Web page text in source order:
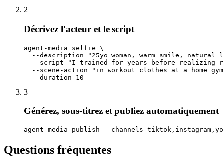
2
Décrivez l'acteur et le script
agent-media selfie \
--description "25yo woman, warm smile, natural
--script "I trained for years before realizing
--scene-action "in workout clothes at a home
  --duration 10
3
Générez, sous-titrez et publiez automatiquement
agent-media publish --channels
Questions fréquentes